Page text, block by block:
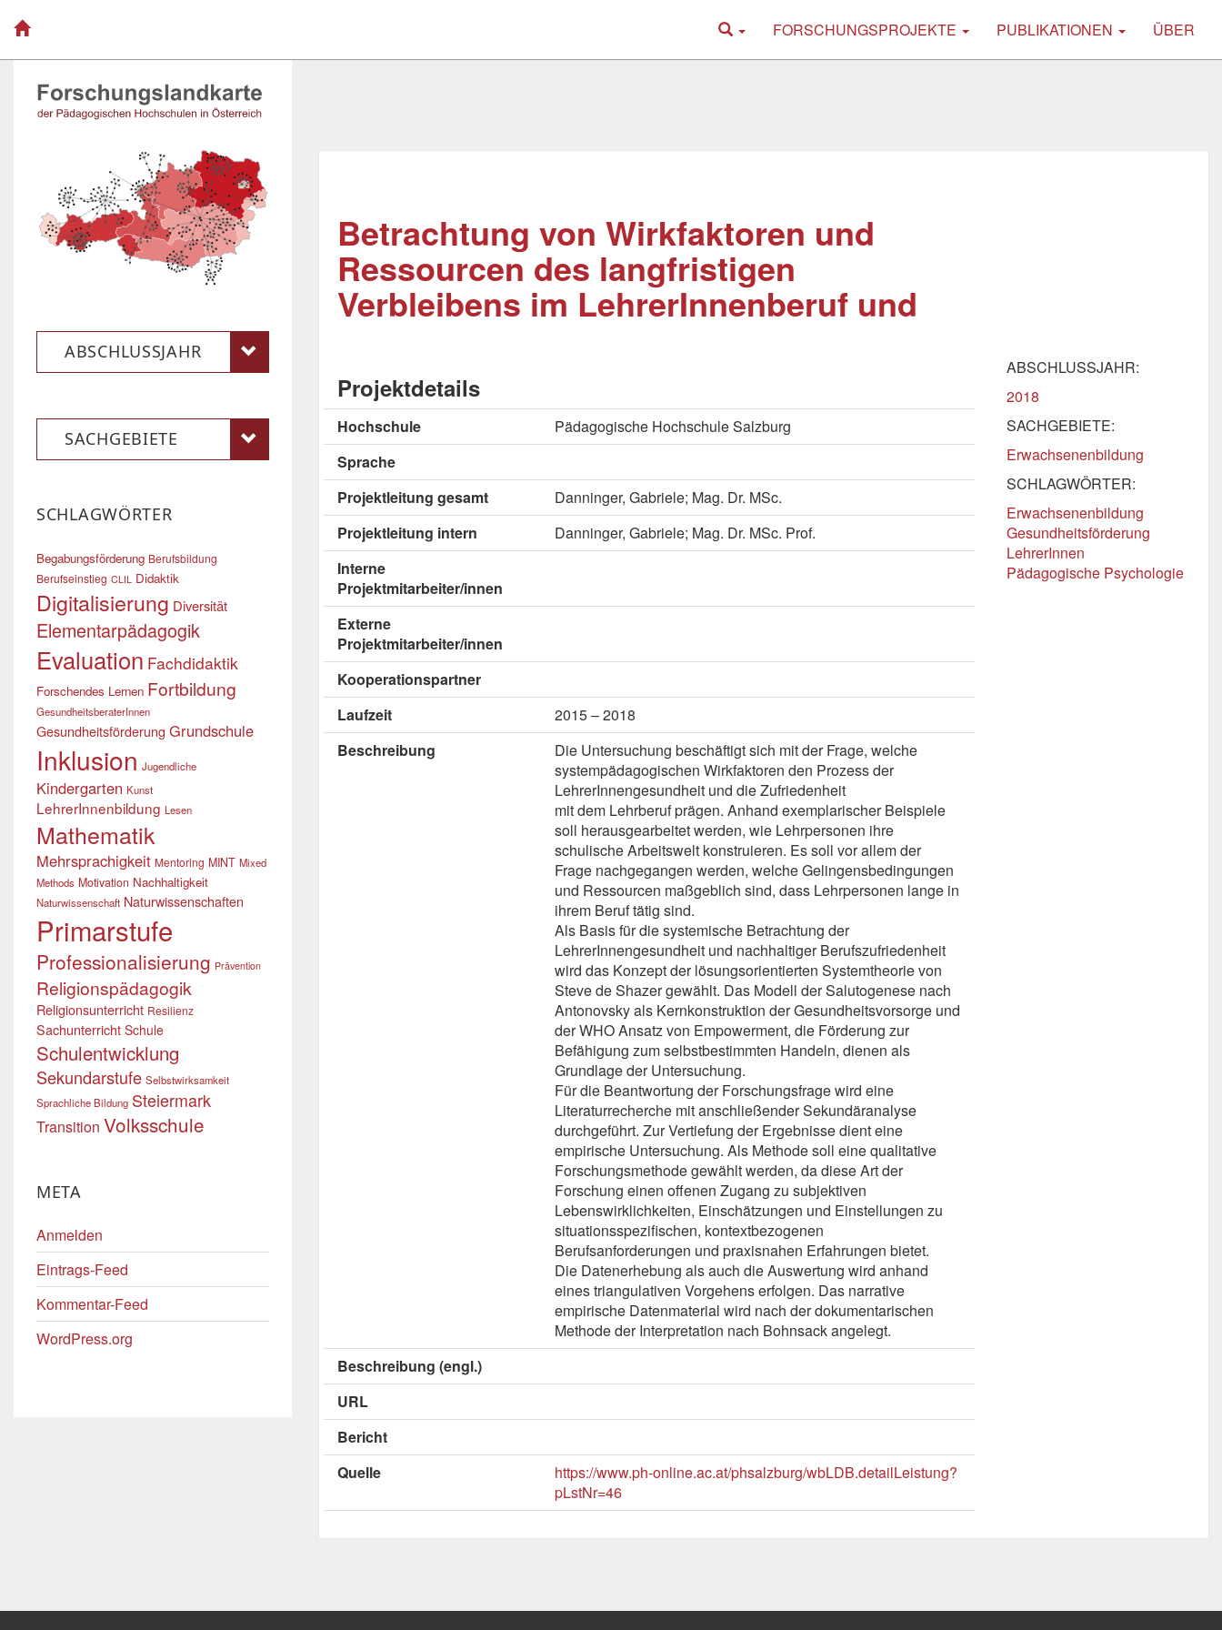
FORSCHUNGSPROJEKTE PUBLIKATIONEN ÜBER
Betrachtung von Wirkfaktoren und
Ressourcen des langfristigen
Verbleibens im LehrerInnenberuf und
Projektdetails
Hochschule
Pädagogische Hochschule Salzburg
Sprache
Projektleitung gesamt
Danninger, Gabriele; Mag. Dr. MSc.
Projektleitung intern
Danninger, Gabriele; Mag. Dr. MSc. Prof.
Interne
Projektmitarbeiter/innen
Externe
Projektmitarbeiter/innen
Kooperationspartner
Laufzeit
2015 – 2018
Beschreibung
Die Untersuchung beschäftigt sich mit der Frage, welche
systempädagogischen Wirkfaktoren den Prozess der
LehrerInnengesundheit und die Zufriedenheit
mit dem Lehrberuf prägen. Anhand exemplarischer Beispiele
soll herausgearbeitet werden, wie Lehrpersonen ihre
schulische Arbeitswelt konstruieren. Es soll vor allem der
Frage nachgegangen werden, welche Gelingensbedingungen
und Ressourcen maßgeblich sind, dass Lehrpersonen lange in
ihrem Beruf tätig sind.
Als Basis für die systemische Betrachtung der
LehrerInnengesundheit und nachhaltiger Berufszufriedenheit
wird das Konzept der lösungsorientierten Systemtheorie von
Steve de Shazer gewählt. Das Modell der Salutogenese nach
Antonovsky als Kernkonstruktion der Gesundheitsvorsorge und
der WHO Ansatz von Empowerment, die Förderung zur
Befähigung zum selbstbestimmten Handeln, dienen als
Grundlage der Untersuchung.
Für die Beantwortung der Forschungsfrage wird eine
Literaturrecherche mit anschließender Sekundäranalyse
durchgeführt. Zur Vertiefung der Ergebnisse dient eine
empirische Untersuchung. Als Methode soll eine qualitative
Forschungsmethode gewählt werden, da diese Art der
Forschung einen offenen Zugang zu subjektiven
Lebenswirklichkeiten, Einschätzungen und Einstellungen zu
situationsspezifischen, kontextbezogenen
Berufsanforderungen und praxisnahen Erfahrungen bietet.
Die Datenerhebung als auch die Auswertung wird anhand
eines triangulativen Vorgehens erfolgen. Das narrative
empirische Datenmaterial wird nach der dokumentarischen
Methode der Interpretation nach Bohnsack angelegt.
Beschreibung (engl.)
URL
Bericht
Quelle
https://www.ph-online.ac.at/phsalzburg/wbLDB.detailLeistung?
pLstNr=46
ABSCHLUSSJAHR:
2018
SACHGEBIETE:
Erwachsenenbildung
SCHLAGWÖRTER:
Erwachsenenbildung
Gesundheitsförderung
LehrerInnen
Pädagogische Psychologie
ABSCHLUSSJAHR
SACHGEBIETE
SCHLAGWÖRTER
Begabungsförderung Berufsbildung
Berufseinstieg CLIL Didaktik
Digitalisierung Diversität
Elementarpädagogik
Evaluation Fachdidaktik
Forschendes Lernen Fortbildung
GesundheitsberaterInnen
Gesundheitsförderung Grundschule
Inklusion Jugendliche
Kindergarten Kunst
LehrerInnenbildung Lesen
Mathematik
Mehrsprachigkeit Mentoring MINT Mixed
Methods Motivation Nachhaltigkeit
Naturwissenschaft Naturwissenschaften
Primarstufe
Professionalisierung Prävention
Religionspädagogik
Religionsunterricht Resilienz
Sachunterricht Schule
Schulentwicklung
Sekundarstufe Selbstwirksamkeit
Sprachliche Bildung Steiermark
Transition Volksschule
META
Anmelden
Eintrags-Feed
Kommentar-Feed
WordPress.org